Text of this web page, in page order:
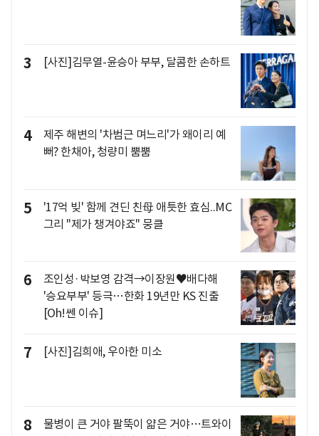
3 [사진]김무열-윤승아 부부, 달콤한 손하트
4
제주 해변의 '차범근 며느리'가 왜이리 예
뻐? 한채아, 청량미 뿜뿜
5
'17억 빚' 함께 견딘 친母 애틋한 효심..MC
그리 "제가 챙겨야죠" 뭉클
6
조인성·박보영 감격→이장원♥배다해
'승요부부' 등극…한화 19년만 KS 진출
[Oh!쎈 이슈]
7 [사진]김희애, 우아한 미소
8
물병이 큰 거야 팔뚝이 얇은 거야…트와이